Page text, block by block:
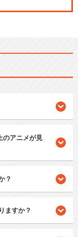
アニメが見
？
ますか？